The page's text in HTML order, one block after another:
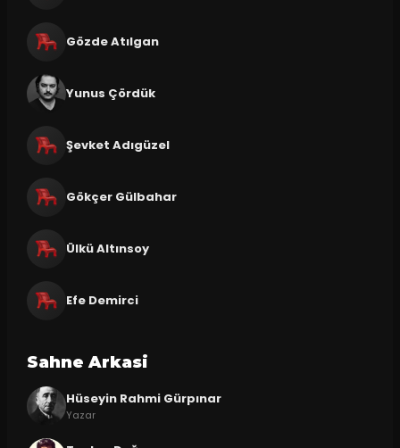
Gözde Atılgan
Yunus Çördük
Şevket Adıgüzel
Gökçer Gülbahar
Ülkü Altınsoy
Efe Demirci
Sahne Arkasi
Hüseyin Rahmi Gürpınar
Yazar